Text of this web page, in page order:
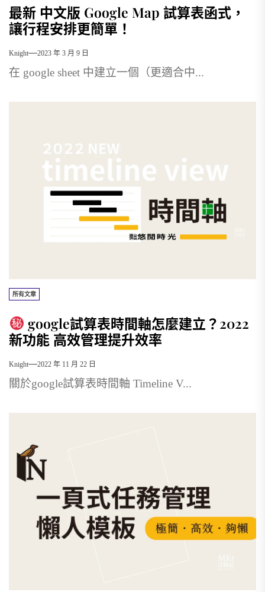
最新 中文版 Google Map 試算表函式，
讓行程安排更簡單！
Knight 2023 年 3 月 9 日
在 google sheet 中建立一個（更適合中...
所有文章
google試算表時間軸怎麼建立？2022
新功能 高效管理提升效率
Knight 2022 年 11 月 22 日
關於google試算表時間軸 Timeline V...